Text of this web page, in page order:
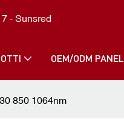
- Sunsred
OEM/ODM PANEL
850 1064nm